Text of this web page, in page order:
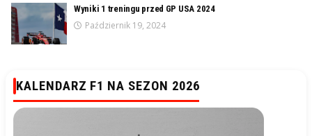
Wyniki 1 treningu przed GP USA 2024
Październik 19, 2024
KALENDARZ F1 NA SEZON 2026